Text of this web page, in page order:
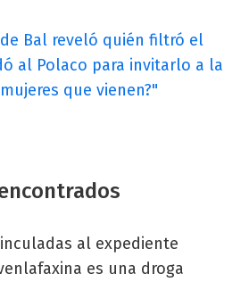
Bal reveló quién filtró el
al Polaco para invitarlo a la
que vienen?"
al expediente
es una droga